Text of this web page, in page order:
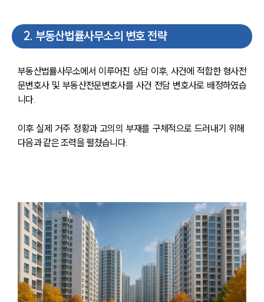
2. 부동산법률사무소의 변호 전략
부동산법률사무소에서 이루어진 상담 이후, 사건에 적합한 형사전
문변호사 및 부동산전문변호사를 사건 전담 변호사로 배정하였습
니다.
이후 실제 거주 정황과 고의의 부재를 구체적으로 드러내기 위해
다음과 같은 조력을 펼쳤습니다.